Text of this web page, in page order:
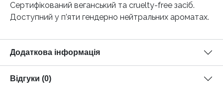
Сертифікований веганський та cruelty-free засіб.
Доступний у п’яти гендерно нейтральних ароматах.
Додаткова інформація
Відгуки (0)